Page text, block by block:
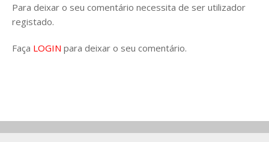
Para deixar o seu comentário necessita de ser utilizador
registado.
Faça LOGIN para deixar o seu comentário.